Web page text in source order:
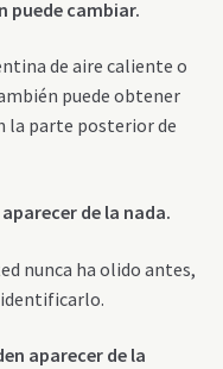
puede cambiar.
de aire caliente o
puede obtener
la parte posterior de
de la nada.
nunca ha olido antes,
aparecer de la